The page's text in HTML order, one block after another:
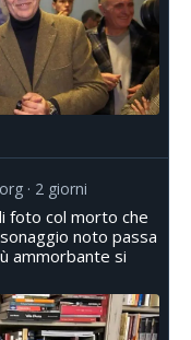
2 giorni
foto col morto che
noto passa
ammorbante si